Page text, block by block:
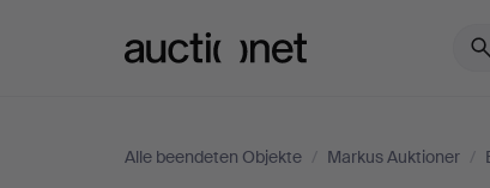
Alle beendeten Objekte / Markus Auktioner /